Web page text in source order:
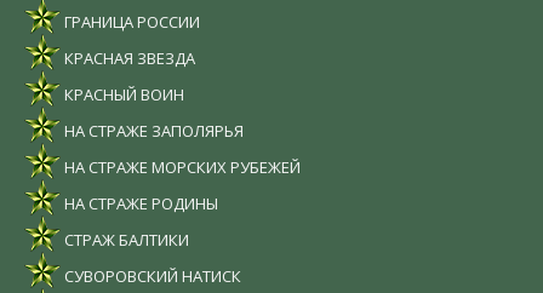
ГРАНИЦА РОССИИ
КРАСНАЯ ЗВЕЗДА
КРАСНЫЙ ВОИН
НА СТРАЖЕ ЗАПОЛЯРЬЯ
НА СТРАЖЕ МОРСКИХ РУБЕЖЕЙ
НА СТРАЖЕ РОДИНЫ
СТРАЖ БАЛТИКИ
СУВОРОВСКИЙ НАТИСК